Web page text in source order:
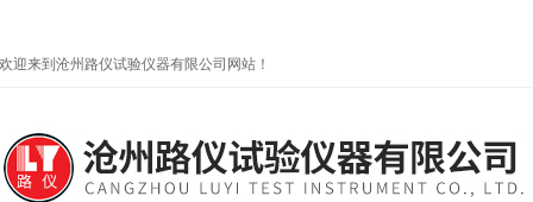
欢迎来到沧州路仪试验仪器有限公司网站！